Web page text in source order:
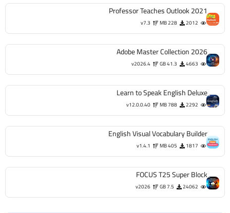
Professor Teaches Outlook 2021
2012
228 MB
v7.3
Adobe Master Collection 2026
4663
41.3 GB
v2026.4
Learn to Speak English Deluxe
2292
788 MB
v12.0.0.40
English Visual Vocabulary Builder
1817
405 MB
v1.4.1
FOCUS T25 Super Block
24062
7.5 GB
v2026